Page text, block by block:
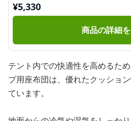
¥5,330
商品の詳細
テント内での快適性を高めるた
プ用座布団は、優れたクッショ
ています。